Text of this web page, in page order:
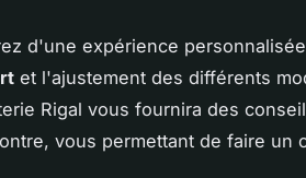
d'une expérience
et l'ajustement des différents
Rigal vous fournira des
vous permettant de faire un